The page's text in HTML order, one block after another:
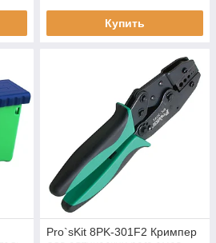
Купить
Pro`sKit 8PK-301F2 Кримпер